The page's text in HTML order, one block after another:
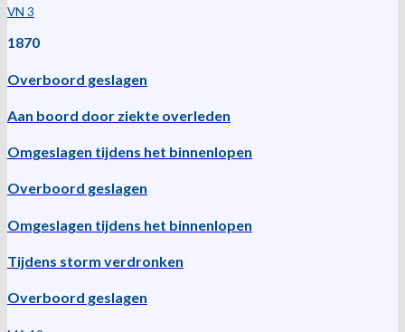
VN 3
1870
Overboord geslagen
Aan boord door ziekte overleden
Omgeslagen tijdens het binnenlopen
Overboord geslagen
Omgeslagen tijdens het binnenlopen
Tijdens storm verdronken
Overboord geslagen